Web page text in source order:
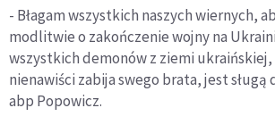
- Błagam wszystkich naszych wiernych,
modlitwie o zakończenie wojny na
wszystkich demonów z ziemi
nienawiści zabija swego brata, jest sługą
abp Popowicz.